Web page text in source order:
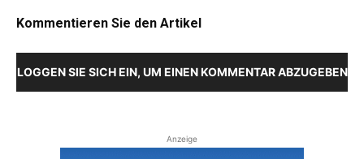
Kommentieren Sie den Artikel
LOGGEN SIE SICH EIN, UM EINEN KOMMENTAR ABZUGEBEN
Anzeige